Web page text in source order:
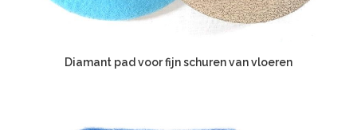
Diamant pad voor fijn schuren van vloeren